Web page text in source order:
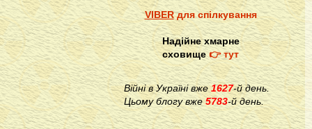
VIBERдля спілкування
Надійне хмарне
сховище👉 тут
Війні в Україні вже1627-й день.
Цьому блогу вже 5783-й день.